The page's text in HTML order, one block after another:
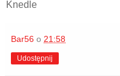
Knedle
Bar56 o 21:58
Udostępnij